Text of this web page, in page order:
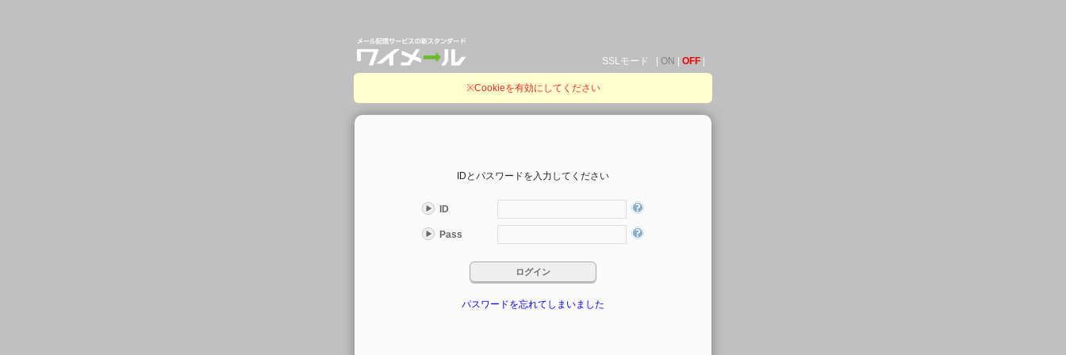
SSLモード | ON OFF
※Cookieを有効にしてください
IDとパスワードを入力してください
ID
Pass
パスワードを忘れてしまいました